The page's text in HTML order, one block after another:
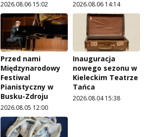
2026.08.06 15:02 2026.08.06 14:14
Przed nami
Międzynarodowy
Festiwal
Pianistyczny w
Busku-Zdroju
2026.08.05 12:00
Inauguracja
nowego sezonu w
Kieleckim Teatrze
Tańca
2026.08.04 15:38